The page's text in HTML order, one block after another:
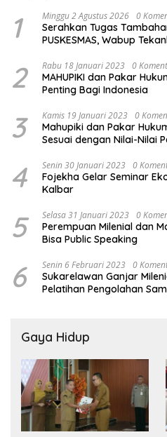
1 Minggu 2 Agustus 2026 0
Serahkan Tugas Tambahan Kepada
PUSKESMAS, Wabup
2 Rabu 18 Januari 2023 0
MAHUPIKI dan Pakar
Penting Bagi Indonesia
3 Kamis 19 Januari 2023 0
Mahupiki dan Pakar
Sesuai dengan Nilai-Nilai
4 Senin 30 Januari 2023 0
Fojekha Gelar Seminar
Kalbar
5 Selasa 31 Januari 2023 0
Perempuan Milenial dan
Bisa Public Speaking
6 Senin 6 Februari 2023 0
Sukarelawan Ganjar
Pelatihan Pengolahan
Gaya Hidup